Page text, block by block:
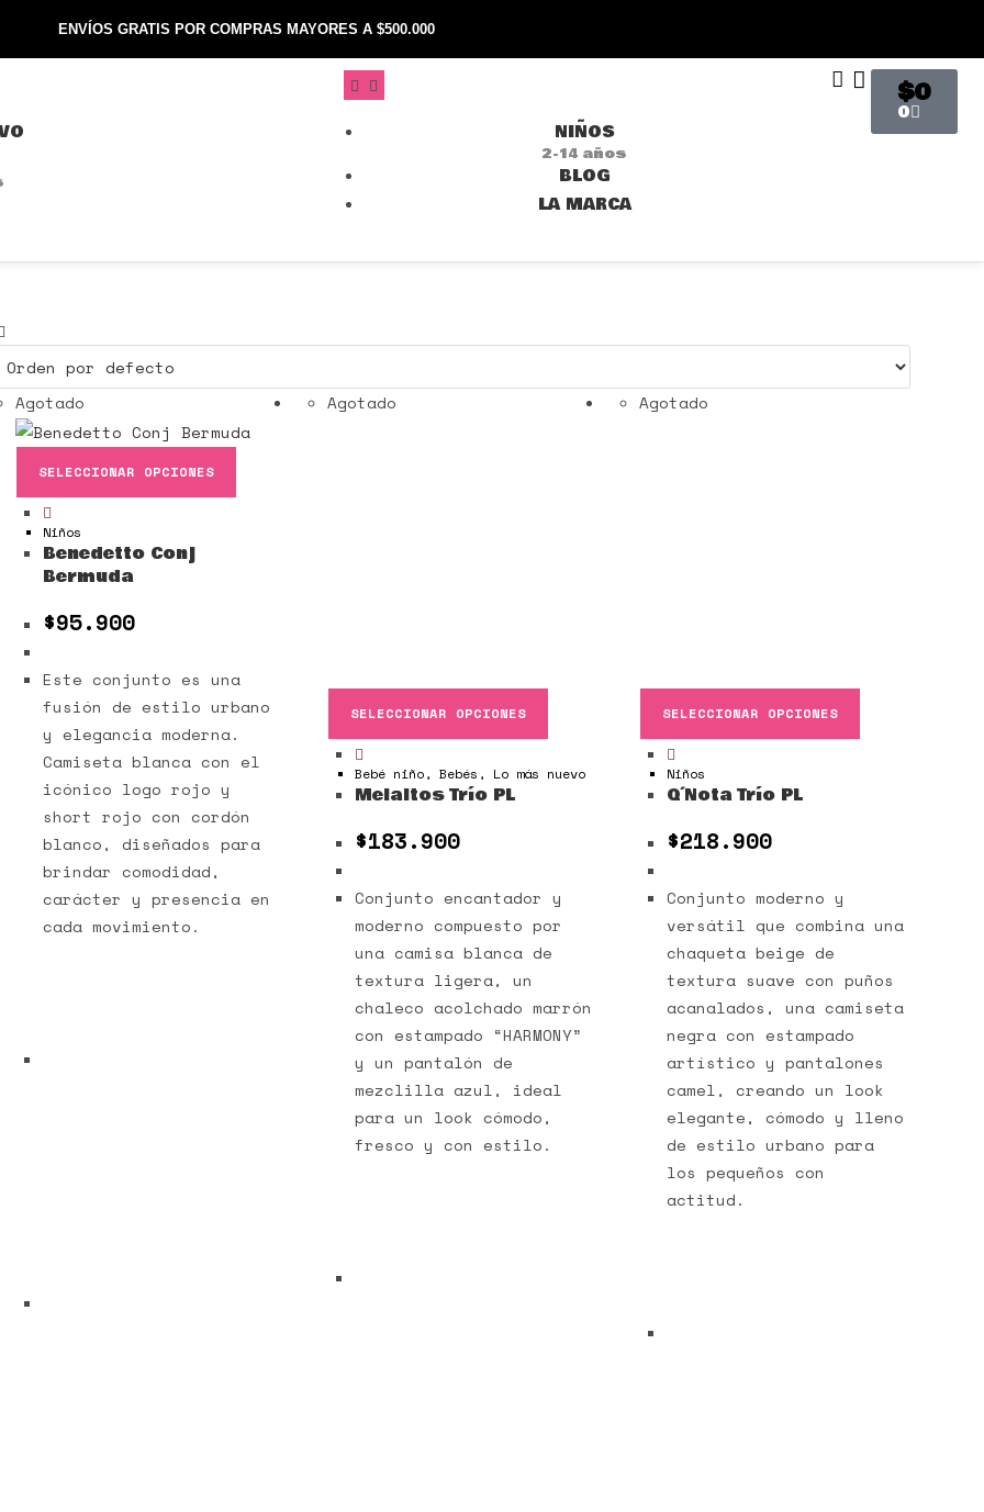
ENVÍOS GRATIS POR COMPRAS MAYORES A $500.000
NIÑOS
2-14 años
BLOG
LA MARCA
$0
0
Agotado
SELECCIONAR OPCIONES
Niños
Benedetto Conj
Bermuda
$95.900
Este conjunto es una
fusión de estilo urbano
y elegancia moderna.
Camiseta blanca con el
icónico logo rojo y
short rojo con cordón
blanco, diseñados para
brindar comodidad,
carácter y presencia en
cada movimiento.
Agotado
SELECCIONAR OPCIONES
Bebé niño, Bebés , Lo más nuevo
Melaitos Trío PL
$183.900
Conjunto encantador y
moderno compuesto por
una camisa blanca de
textura ligera, un
chaleco acolchado marrón
con estampado “HARMONY”
y un pantalón de
mezclilla azul, ideal
para un look cómodo,
fresco y con estilo.
Agotado
SELECCIONAR OPCIONES
Niños
Q´Nota Trío PL
$218.900
Conjunto moderno y
versátil que combina una
chaqueta beige de
textura suave con puños
acanalados, una camiseta
negra con estampado
artístico y pantalones
camel, creando un look
elegante, cómodo y lleno
de estilo urbano para
los pequeños con
actitud.